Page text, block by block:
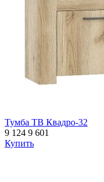
Тумба ТВ Квадро-32
9 124 9 601
Купить